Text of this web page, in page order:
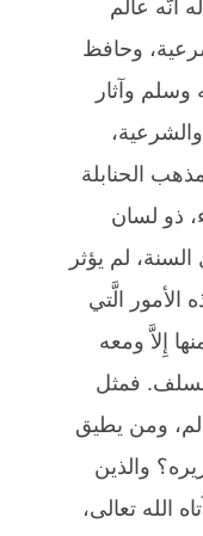
أّنَّه عالم
وحافظ
وآثار
الحنابلة
ذو لسان
لم يؤثر
الأمور الَّتي
إِلاَّ ومعه
فمثل
ومن يطيق
والذين
الله تعالى،